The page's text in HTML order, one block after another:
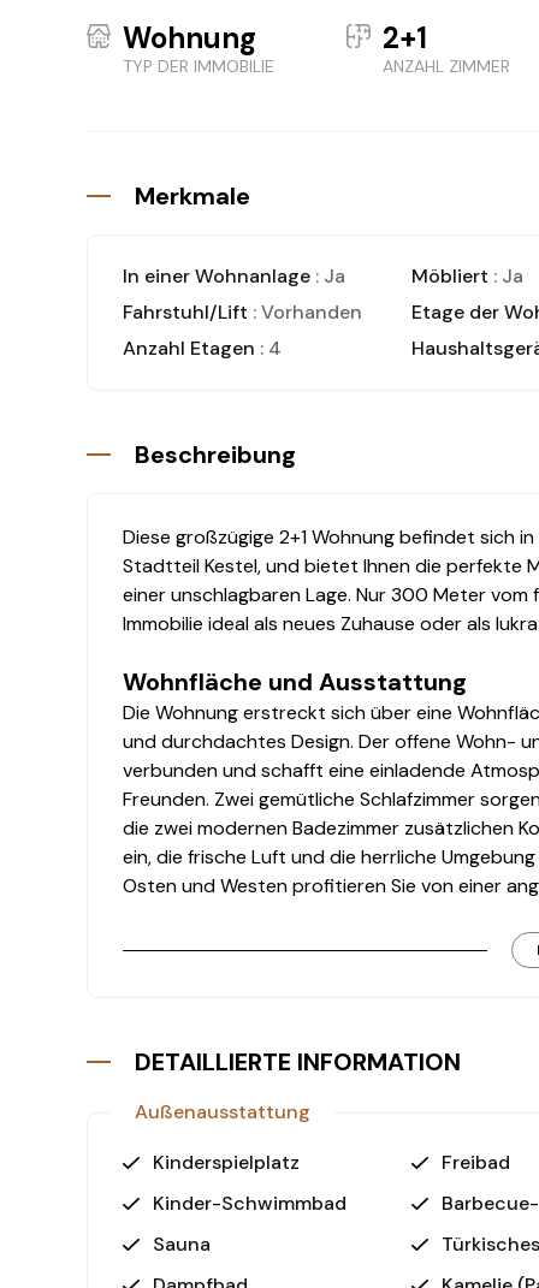
Wohnung
TYP DER IMMOBILIE
2+1
ANZAHL ZIMMER
Merkmale
In einer Wohnanlage : Ja Möbliert : Ja
Fahrstuhl/Lift : Vorhanden Etage der
Anzahl Etagen : 4
Beschreibung
Diese großzügige 2+1 Wohnung befindet sich
Stadtteil Kestel, und bietet Ihnen die perfekte
einer unschlagbaren Lage. Nur 300 Meter
Immobilie ideal als neues Zuhause oder als
Wohnfläche und Ausstattung
Die Wohnung erstreckt sich über eine
und durchdachtes Design. Der offene Wohn-
verbunden und schafft eine einladende
Freunden. Zwei gemütliche Schlafzimmer
die zwei modernen Badezimmer zusätzlichen
ein, die frische Luft und die herrliche
Osten und Westen profitieren Sie von einer
- Außenpool und Aquapark: Perfekte
- Innenpool, Fitnessstudio und Sauna: Für Ihre
- Kinderspielplatz und Kinderbecken: Eine
auf ihre Kosten kommen.
- Grillplatz: Genießen Sie gesellige Abende mit
DETAILLIERTE INFORMATION
Außenausstattung
Kinderspielplatz
Freibad
Kinder-Schwimmbad
Sauna